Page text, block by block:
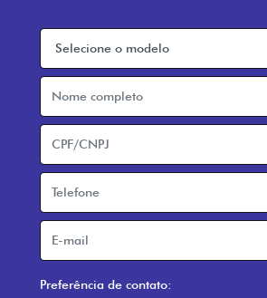
Preferência de contato: